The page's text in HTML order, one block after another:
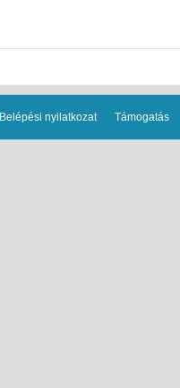
Belépési nyilatkozat Támogatás